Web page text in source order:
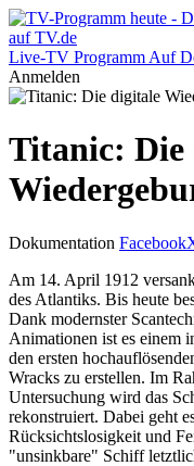
Live-TV Programm Auf
Anmelden
Titanic: Die
Dokumentation Facebook
Am 14. April 1912
des Atlantiks. Bis heute
Dank modernster
Animationen ist es einem
den ersten
Wracks zu erstellen. Im
Untersuchung wird das
rekonstruiert. Dabei geht
Rücksichtslosigkeit und
"unsinkbare" Schiff